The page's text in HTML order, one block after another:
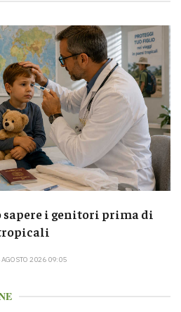
sapere i genitori prima di
2026 09:05